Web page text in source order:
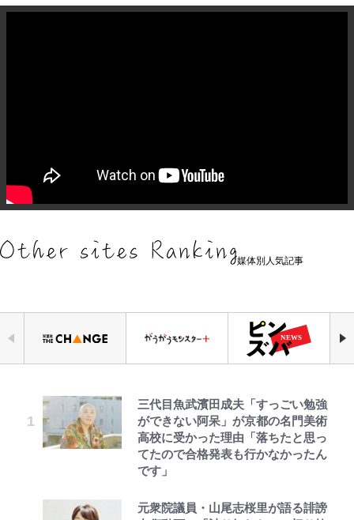
媒体別人気記事
三代目魚武濱田成夫「すっごい勉強
ができない阿呆」が京都の名門美術
高校に受かった理由「落ちたと思っ
てたので合格発表も行かなかったん
です」
元衆院議員・山尾志桜里が語る誹謗
公式-転生したら平民でした。~生活
水準に耐えられないので貴族を目指
します~ 第37話(2)
公式-ヒロインが来る前に妊娠しま
が、どうやら違うようです~ 第1話
「危ない」「やめて」第1子妊娠中
の田中みな実、ゴリゴリヒール着用
に心配の声…ザックリ衣装にも意見
続々
貌姿に「超絶イケメン」大反響 意
｢モデルやってる｣｢かっけぇ｣三笘
薫がブライトン新ユニのモデルで完
全復活！“King”の帰還に｢チームか
ら大歓迎されてる｣｢元気な姿見れ
て…｣
【W杯】日本代表FW上田綺世の爆
浅草は日本の心だゾ
ボンジュールでポンジュースだゾ
空の轍と大地の雲と 第1回
第3回 出版までの道のり・その2
『ちいかわ』ファンの記憶に残る
「恐怖キャラ」の戦慄シーン 小さ
くてかわいい世界なのに「見た目か
らしてヤバイ…」
『SLAM DUNK』が30年前に描い
アユは「怒らせて掛ける」魚だっ
た！ ルアーを追わせて釣りあげる
「アユイング」のオリジナリティ＆
おもしろさを知る
けど……」 グラベルバイクで暑さ